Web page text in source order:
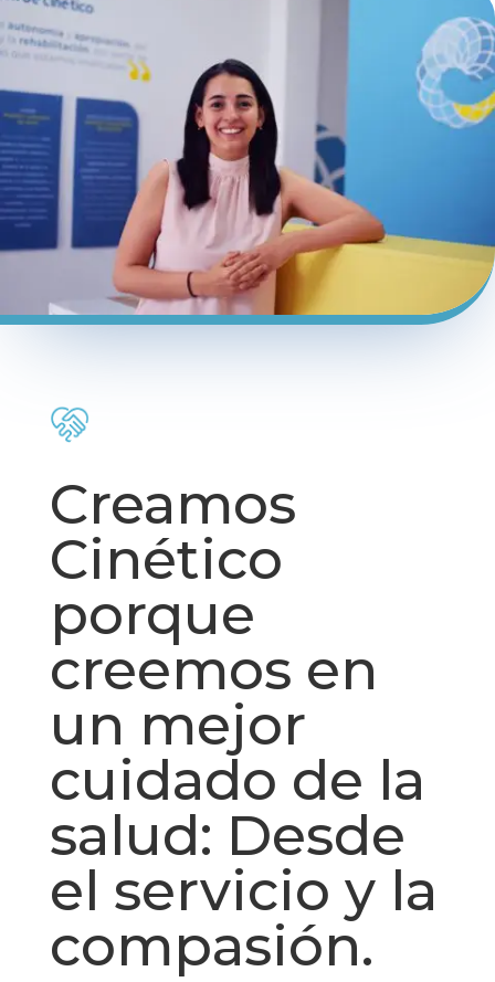
Creamos
Cinético
porque
creemos en
un mejor
cuidado de la
salud: Desde
el servicio y la
compasión.